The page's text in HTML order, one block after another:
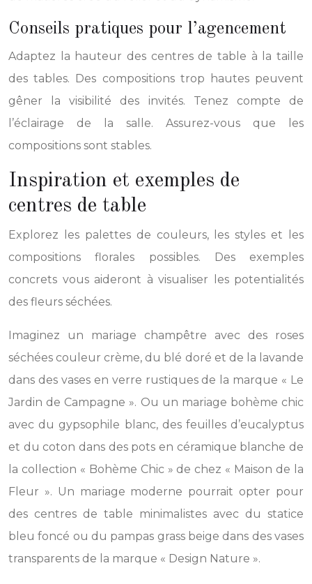
Conseils pratiques pour l’agencement
Adaptez la hauteur des centres de table à la taille
des tables. Des compositions trop hautes peuvent
gêner la visibilité des invités. Tenez compte de
l’éclairage de la salle. Assurez-vous que les
compositions sont stables.
Inspiration et exemples de
centres de table
Explorez les palettes de couleurs, les styles et les
compositions florales possibles. Des exemples
concrets vous aideront à visualiser les potentialités
des fleurs séchées.
Imaginez un mariage champêtre avec des roses
séchées couleur crème, du blé doré et de la lavande
dans des vases en verre rustiques de la marque « Le
Jardin de Campagne ». Ou un mariage bohème chic
avec du gypsophile blanc, des feuilles d’eucalyptus
et du coton dans des pots en céramique blanche de
la collection « Bohème Chic » de chez « Maison de la
Fleur ». Un mariage moderne pourrait opter pour
des centres de table minimalistes avec du statice
bleu foncé ou du pampas grass beige dans des vases
transparents de la marque « Design Nature ».